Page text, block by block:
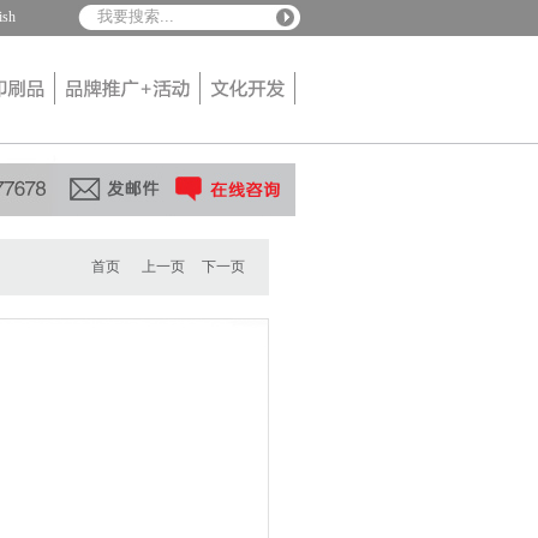
首页 上一页 下一页